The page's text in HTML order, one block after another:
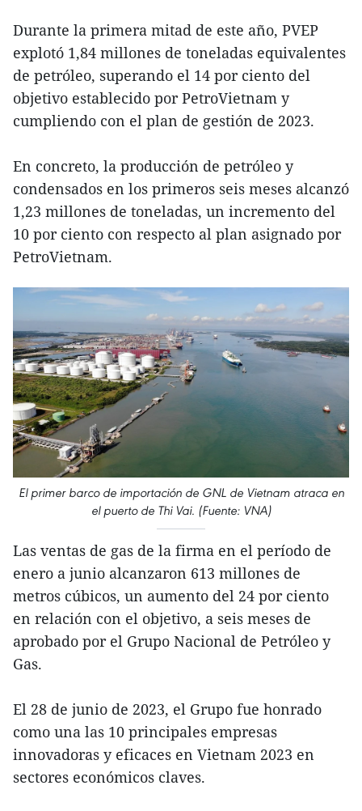
Durante la primera mitad de este año, PVEP
explotó 1,84 millones de toneladas equivalentes
de petróleo, superando el 14 por ciento del
objetivo establecido por PetroVietnam y
cumpliendo con el plan de gestión de 2023.
En concreto, la producción de petróleo y
condensados en los primeros seis meses alcanzó
1,23 millones de toneladas, un incremento del
10 por ciento con respecto al plan asignado por
PetroVietnam.
El primer barco de importación de GNL de Vietnam atraca en
el puerto de Thi Vai. (Fuente: VNA)
Las ventas de gas de la firma en el período de
enero a junio alcanzaron 613 millones de
metros cúbicos, un aumento del 24 por ciento
en relación con el objetivo, a seis meses de
aprobado por el Grupo Nacional de Petróleo y
Gas.
El 28 de junio de 2023, el Grupo fue honrado
como una las 10 principales empresas
innovadoras y eficaces en Vietnam 2023 en
sectores económicos claves.